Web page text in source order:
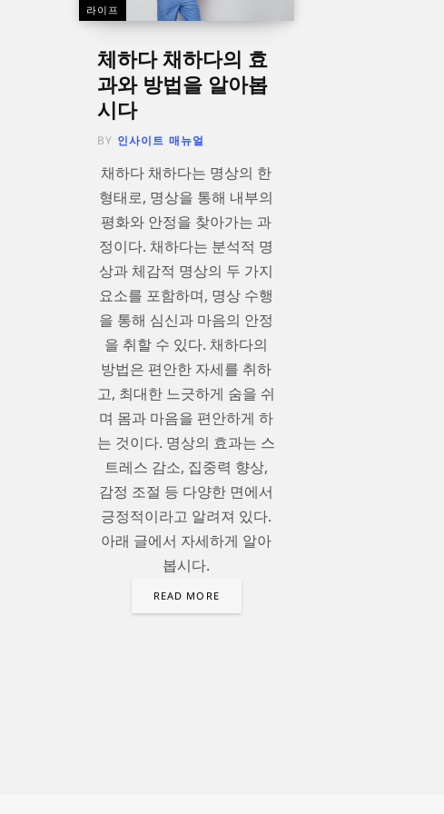
라이프
체하다 채하다의 효
과와 방법을 알아봅
시다
BY 인사이트 매뉴얼
채하다 채하다는 명상의 한
형태로, 명상을 통해 내부의
평화와 안정을 찾아가는 과
정이다. 채하다는 분석적 명
상과 체감적 명상의 두 가지
요소를 포함하며, 명상 수행
을 통해 심신과 마음의 안정
을 취할 수 있다. 채하다의
방법은 편안한 자세를 취하
고, 최대한 느긋하게 숨을 쉬
며 몸과 마음을 편안하게 하
는 것이다. 명상의 효과는 스
트레스 감소, 집중력 향상,
감정 조절 등 다양한 면에서
긍정적이라고 알려져 있다.
아래 글에서 자세하게 알아
봅시다.
READ MORE